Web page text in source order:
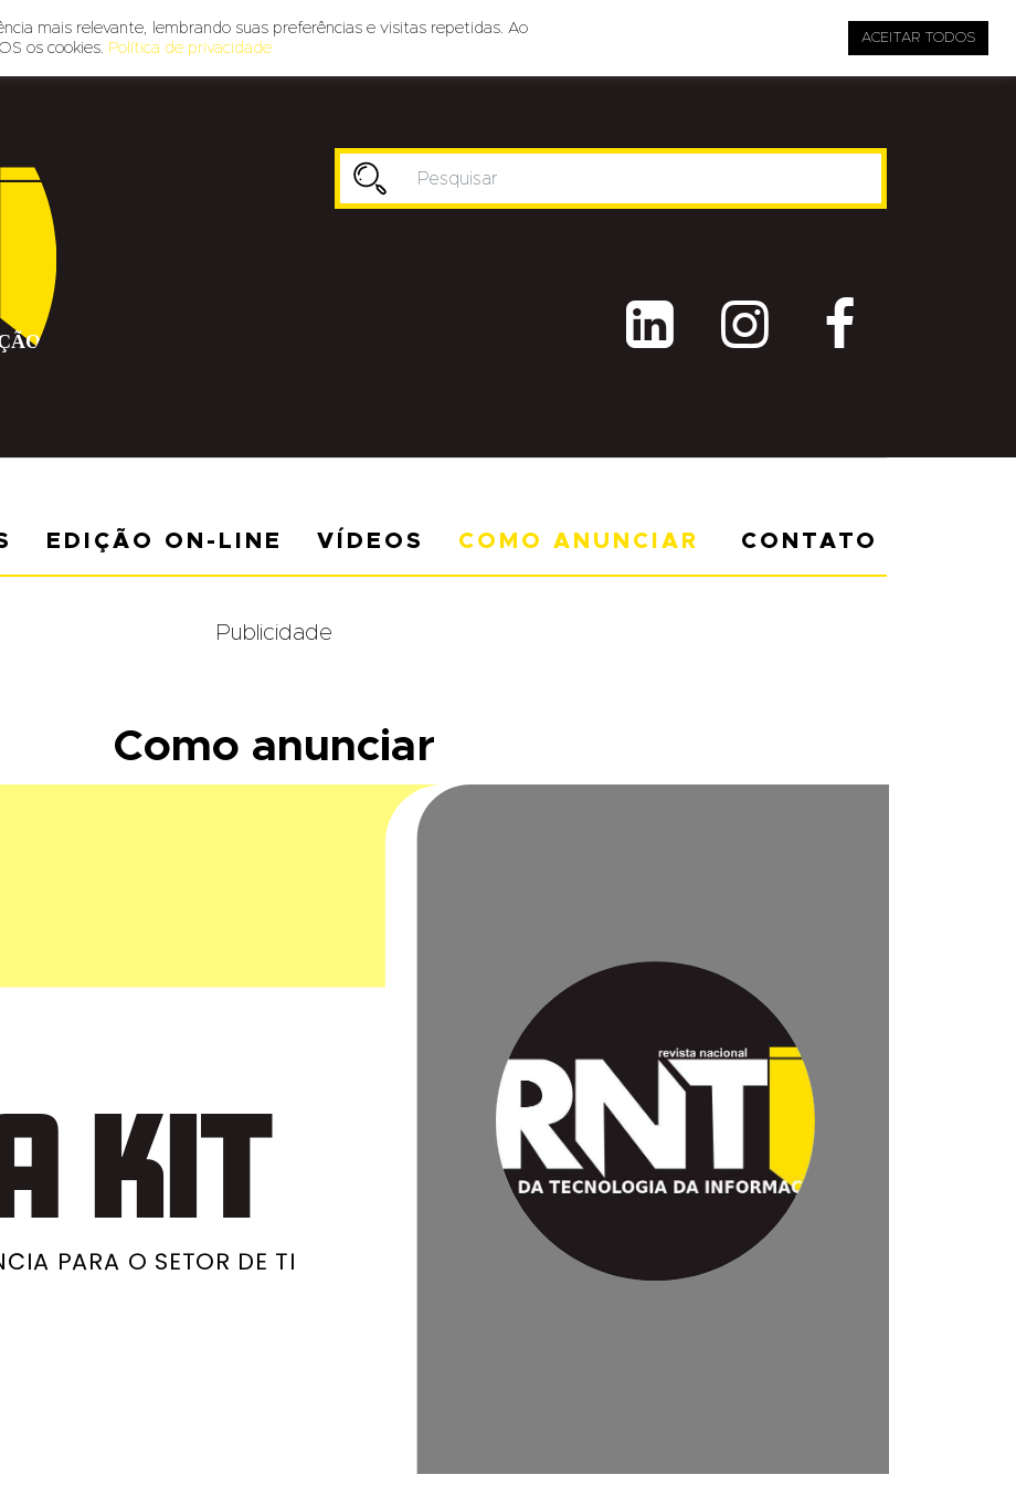
pauta@revistati.com.br



EDIÇÃO ON-LINE VÍDEOS COMO ANUNCIAR CONTATO
Publicidade
Como anunciar
mais relevante, lembrando suas preferências e visitas repetidas. Ao
os cookies. Política de privacidade
ACEITAR TODOS